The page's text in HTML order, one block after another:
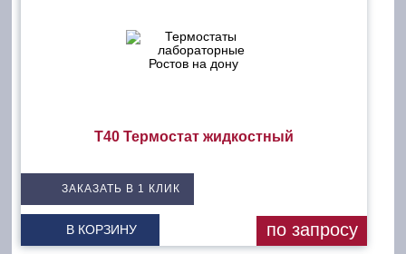
Т40 Термостат жидкостный
ЗАКАЗАТЬ В 1 КЛИК
В КОРЗИНУ по запросу